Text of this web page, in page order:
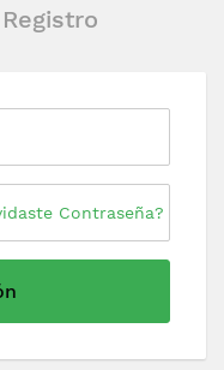
Registro
Contraseña?